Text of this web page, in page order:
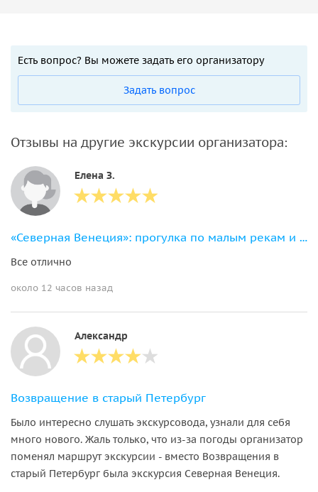
Есть вопрос? Вы можете задать его организатору
Задать вопрос
Отзывы на другие экскурсии организатора:
Елена З.
«Северная Венеция»: прогулка по малым рекам и каналам Петербурга
Все отлично
около 12 часов назад
Александр
Возвращение в старый Петербург
Было интересно слушать экскурсовода, узнали для себя
много нового. Жаль только, что из-за погоды организатор
поменял маршрут экскурсии - вместо Возвращения в
старый Петербург была экскурсия Северная Венеция.